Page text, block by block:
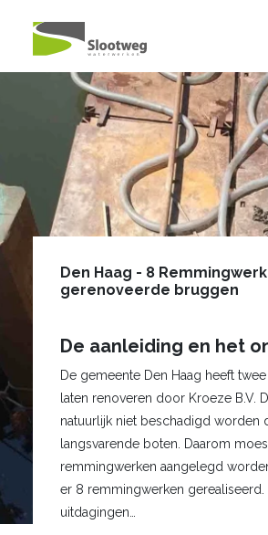
Den Haag - 8
gerenoveerde bruggen
De aanleiding en het
De gemeente Den Haag heeft
laten renoveren door Kroeze B.V.
natuurlijk niet beschadigd worden
langsvarende boten. Daarom
remmingwerken aangelegd
er 8 remmingwerken
uitdagingen…